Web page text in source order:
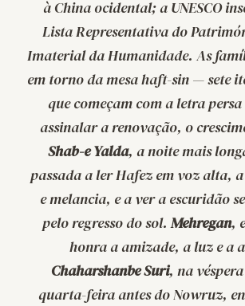
à China ocidental; a UNESCO
Lista Representativa do
Imaterial da Humanidade. As
em torno da mesahaft-sin — sete
que começam com a letra persa
assinalar a renovação, o
Shab-e Yalda, a noite mais
passada a ler Hafez em voz alta,
e melancia, e a ver a escuridão
pelo regresso do sol.Mehregan,
honra a amizade, a luz e a
Chaharshanbe Suri, na
quarta-feira antes do Nowruz,